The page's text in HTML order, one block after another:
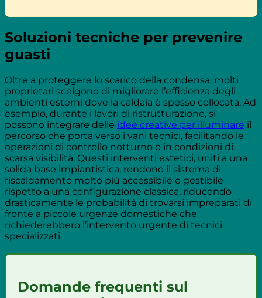
Soluzioni tecniche per prevenire
guasti
Oltre a proteggere lo scarico della condensa, molti
proprietari scelgono di migliorare l’efficienza degli
ambienti esterni dove la caldaia è spesso collocata. Ad
esempio, durante i lavori di ristrutturazione, si
possono integrare delle idee creative per illuminare il
percorso che porta verso i vani tecnici, facilitando le
operazioni di controllo notturno o in condizioni di
scarsa visibilità. Questi interventi estetici, uniti a una
solida base impiantistica, rendono il sistema di
riscaldamento molto più accessibile e gestibile
rispetto a una configurazione classica, riducendo
drasticamente le probabilità di trovarsi impreparati di
fronte a piccole urgenze domestiche che
richiederebbero l’intervento urgente di tecnici
specializzati.
Domande frequenti sul